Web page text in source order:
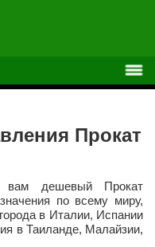
Прокат
дешевый Прокат
по всему миру,
в Италии, Испании
в Таиланде, Малайзии,